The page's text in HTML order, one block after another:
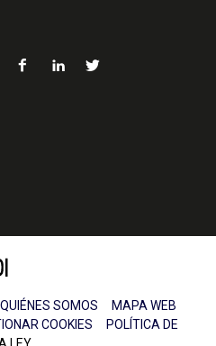
QUIÉNES SOMOS
MAPA WEB
COOKIES
POLÍTICA DE